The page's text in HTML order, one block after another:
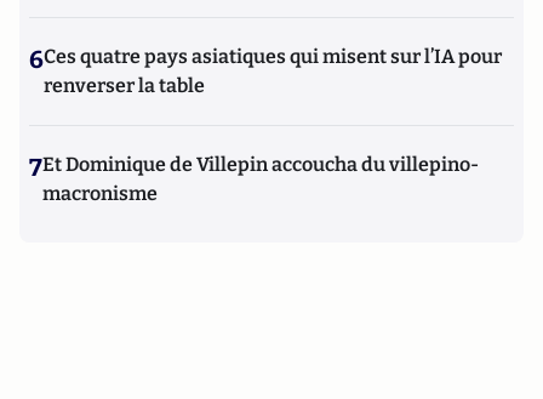
6Ces quatre pays asiatiques qui misent sur l’IA pour
renverser la table
7Et Dominique de Villepin accoucha du villepino-
macronisme